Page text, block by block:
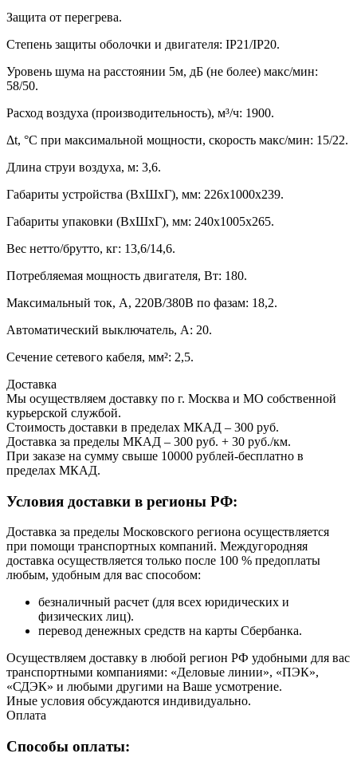
Защита от перегрева.
Степень защиты оболочки и двигателя: IP21/IP20.
Уровень шума на расстоянии 5м, дБ (не более) макс/мин:
58/50.
Расход воздуха (производительность), м³/ч: 1900.
Δt, °C при максимальной мощности, скорость макс/мин: 15/22.
Длина струи воздуха, м: 3,6.
Габариты устройства (ВхШхГ), мм: 226х1000х239.
Габариты упаковки (ВхШхГ), мм: 240х1005х265.
Вес нетто/брутто, кг: 13,6/14,6.
Потребляемая мощность двигателя, Вт: 180.
Максимальный ток, А, 220В/380В по фазам: 18,2.
Автоматический выключатель, А: 20.
Сечение сетевого кабеля, мм²: 2,5.
Доставка
Мы осуществляем доставку по г. Москва и МО собственной
курьерской службой.
Стоимость доставки в пределах МКАД – 300 руб.
Доставка за пределы МКАД – 300 руб. + 30 руб./км.
При заказе на сумму свыше 10000 рублей-бесплатно в
пределах МКАД.
Условия доставки в регионы РФ:
Доставка за пределы Московского региона осуществляется
при помощи транспортных компаний. Междугородняя
доставка осуществляется только после 100 % предоплаты
любым, удобным для вас способом:
безналичный расчет (для всех юридических и
физических лиц).
перевод денежных средств на карты Сбербанка.
Осуществляем доставку в любой регион РФ удобными для вас
транспортными компаниями: «Деловые линии», «ПЭК»,
«СДЭК» и любыми другими на Ваше усмотрение.
Иные условия обсуждаются индивидуально.
Оплата
Способы оплаты: